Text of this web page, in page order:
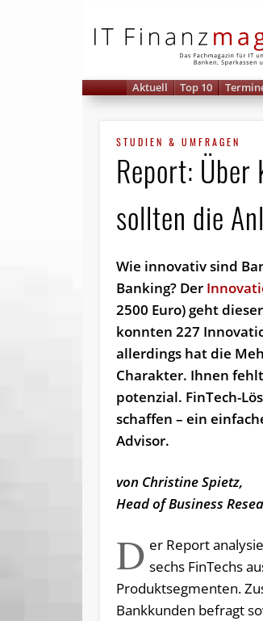
Aktuell Top 10
STUDIEN & UMFRAGEN
Report: Über
sollten die
Wie innovativ sind
Banking? Der
2500 Euro) geht
konnten 227
allerdings hat die
Charakter. Ihnen
po­ten­zial. FinTech-
schaffen – ein
Advisor.
von Christine Spietz,
Head of Business
D er Report
sechs FinTechs
Produktsegmenten.
Bankkunden befragt